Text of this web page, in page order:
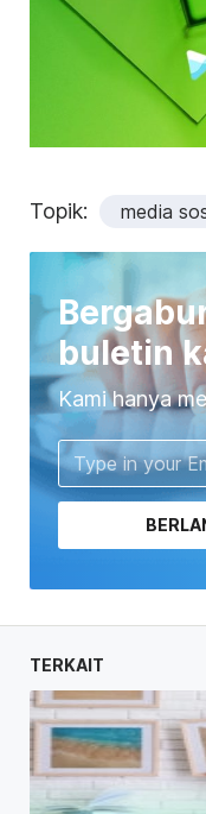
Topik: media
buletin
Kami hanya
TERKAIT